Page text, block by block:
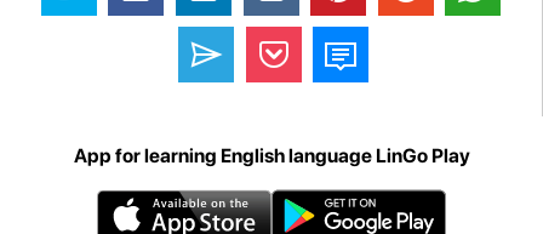
App for learning English language LinGo Play